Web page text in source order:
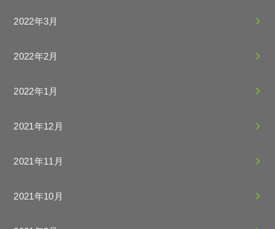
2022年3月
2022年2月
2022年1月
2021年12月
2021年11月
2021年10月